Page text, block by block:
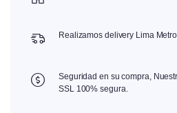
Realizamos delivery Lima
Seguridad en su compra,
SSL 100% segura.